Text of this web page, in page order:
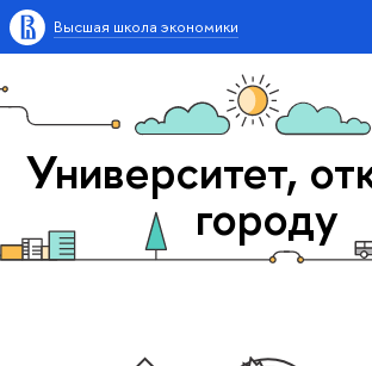
Высшая школа экономики
Университет,
городу